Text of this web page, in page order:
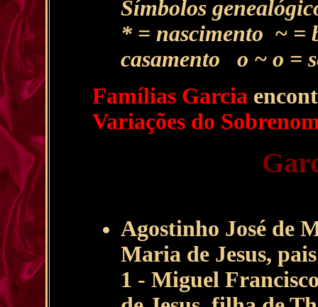
Símbolos
* = nascimento ~
casamento o ~ o =
Famílias Garcia
Variações do
Agostinho José de
Maria de Jesus,
1 - Miguel